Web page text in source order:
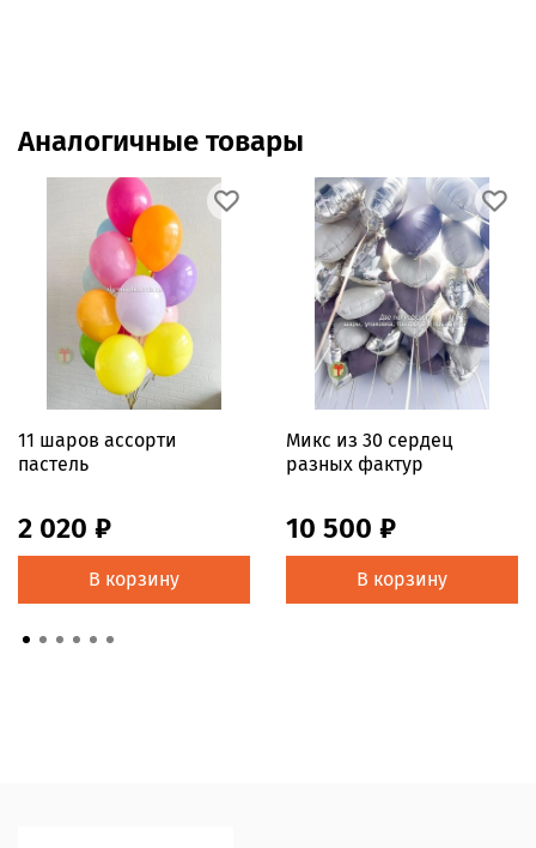
Аналогичные товары
11 шаров ассорти
пастель
2 020 ₽
В корзину
Микс из 30 сердец
разных фактур
10 500 ₽
В корзину